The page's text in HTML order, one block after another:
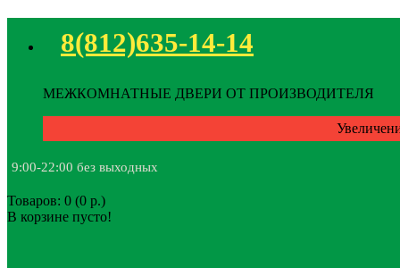
8(812)635-14-14
МЕЖКОМНАТНЫЕ ДВЕРИ ОТ ПРОИЗВОДИТЕЛЯ
9:00-22:00 без выходных
Товаров: 0 (0 р.)
В корзине пусто!